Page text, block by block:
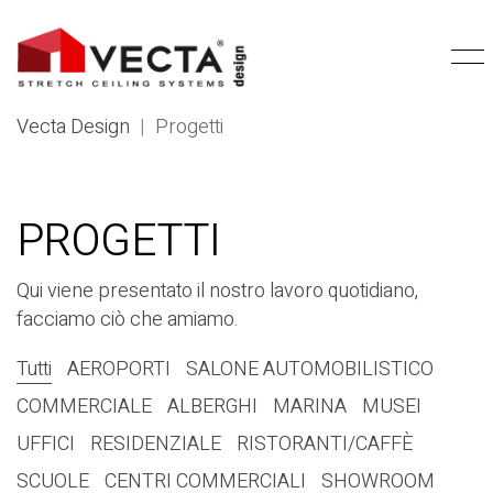
Vecta Design | Progetti
PROGETTI
Qui viene presentato il nostro lavoro quotidiano,
facciamo ciò che amiamo.
Tutti AEROPORTI SALONE AUTOMOBILISTICO
COMMERCIALE ALBERGHI MARINA MUSEI
UFFICI
RESIDENZIALE RISTORANTI/CAFFÈ
SCUOLE CENTRI COMMERCIALI SHOWROOM